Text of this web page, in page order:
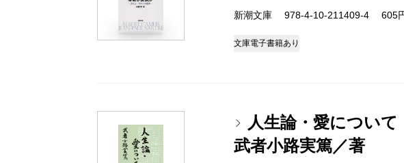
新潮文庫 978-4-10-211409-4 605
文庫電子書籍あり
人生論・愛について
武者小路実篤／著